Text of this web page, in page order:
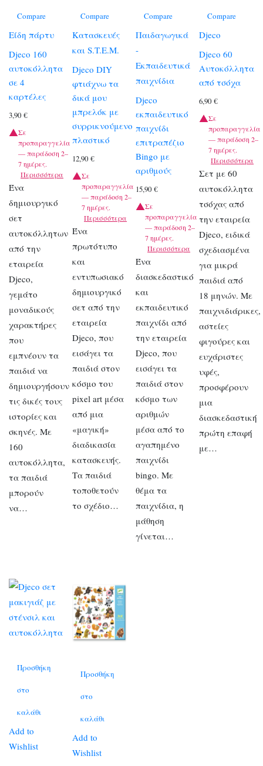
Compare
Είδη πάρτυ
Djeco 160
αυτοκόλλητα
σε 4
καρτέλες
3,90 €
Σε
προπαραγγελία
— παράδοση 2–
7 ημέρες.
Περισσότερα
Ένα
δημιουργικό
σετ
αυτοκόλλητων
από την
εταιρεία
Djeco,
γεμάτο
μοναδικούς
χαρακτήρες
που
εμπνέουν τα
παιδιά να
δημιουργήσουν
τις δικές τους
ιστορίες και
σκηνές. Με
160
αυτοκόλλητα,
τα παιδιά
μπορούν
να…
Compare
Κατασκευές
και S.T.E.M.
Djeco DIY
φτιάχνω τα
δικά μου
μπρελόκ με
συρρικνούμενο
πλαστικό
12,90€
Σε
προπαραγγελία
— παράδοση 2–
7 ημέρες.
Περισσότερα
Ένα
πρωτότυπο
και
εντυπωσιακό
δημιουργικό
σετ από την
εταιρεία
Djeco, που
εισάγει τα
παιδιά στον
κόσμο του
pixel art μέσα
από μια
«μαγική»
διαδικασία
κατασκευής.
Τα παιδιά
τοποθετούν
το σχέδιο…
Compare
Παιδαγωγικά
-
Εκπαιδευτικά
παιχνίδια
Djeco
εκπαιδευτικό
παιχνίδι
επιτραπέζιο
Bingo με
αριθμούς
15,90€
Σε
προπαραγγελία
— παράδοση 2–
7 ημέρες.
Περισσότερα
Ένα
διασκεδαστικό
και
εκπαιδευτικό
παιχνίδι από
την εταιρεία
Djeco, που
εισάγει τα
παιδιά στον
κόσμο των
αριθμών
μέσα από το
αγαπημένο
παιχνίδι
bingo. Με
θέμα τα
παιχνίδια, η
μάθηση
γίνεται…
Compare
Djeco
Djeco 60
Αυτοκόλλητα
από τσόχα
6,90€
Σε
προπαραγγελία
— παράδοση 2–
7 ημέρες.
Περισσότερα
Σετ με 60
αυτοκόλλητα
τσόχας από
την εταιρεία
Djeco, ειδικά
σχεδιασμένα
για μικρά
παιδιά από
18 μηνών. Με
παιχνιδιάρικες,
αστείες
φιγούρες και
ευχάριστες
υφές,
προσφέρουν
μια
διασκεδαστική
πρώτη επαφή
με…
Προσθήκη
στο
καλάθι
Add to
Wishlist
Προσθήκη
στο
καλάθι
Add to
Wishlist